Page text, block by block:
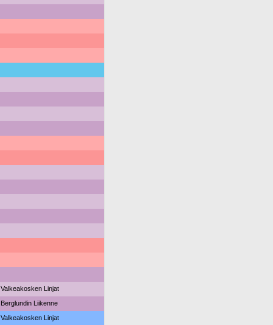
Valkeakosken Linjat
Berglundin Liikenne
Valkeakosken Linjat